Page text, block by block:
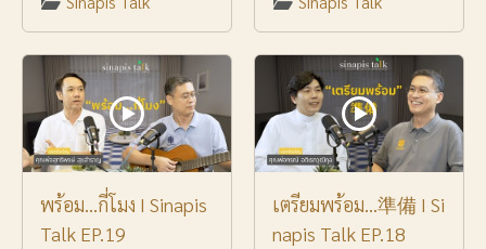
พร้อม...กี่โมง I Sinapis
Talk EP.19
เตรียมพร้อม...準備 I Si
napis Talk EP.18